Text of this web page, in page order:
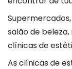
salão de
clínicas de
As clínicas de